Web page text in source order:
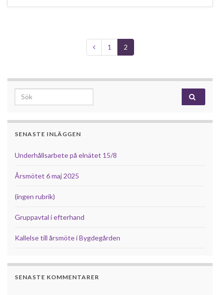
1 2
Search for:
SENASTE INLÄGGEN
Underhållsarbete på elnätet 15/8
Årsmötet 6 maj 2025
(ingen rubrik)
Gruppavtal i efterhand
Kallelse till årsmöte i Bygdegården
SENASTE KOMMENTARER